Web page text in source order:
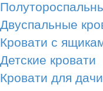
Двуспальные
Кровати с
Детские кровати
Кровати для дачи